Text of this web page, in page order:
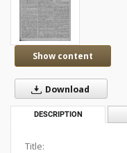
Show content
Download
DESCRIPTION
Title: